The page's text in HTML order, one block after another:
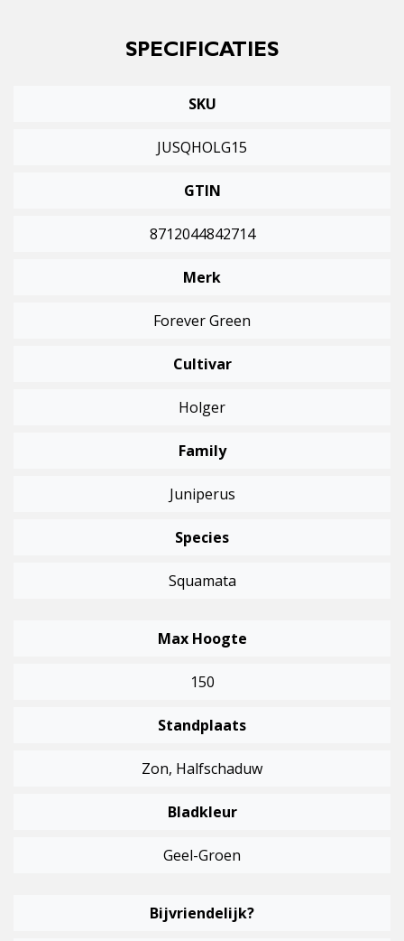
SPECIFICATIES
SKU
JUSQHOLG15
GTIN
8712044842714
Merk
Forever Green
Cultivar
Holger
Family
Juniperus
Species
Squamata
Max Hoogte
150
Standplaats
Zon, Halfschaduw
Bladkleur
Geel-Groen
Bijvriendelijk?